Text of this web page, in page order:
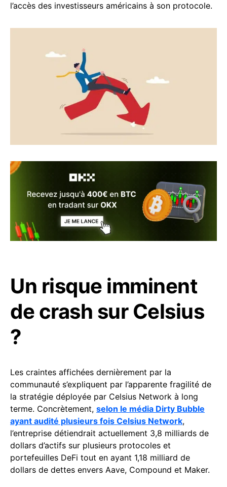
l’accès des investisseurs américains à son protocole.
Un risque imminent
de crash sur Celsius
?
Les craintes affichées dernièrement par la
communauté s’expliquent par l’apparente fragilité de
la stratégie déployée par Celsius Network à long
terme. Concrètement, selon le média Dirty Bubble
ayant audité plusieurs fois Celsius Network,
l’entreprise détiendrait actuellement 3,8 milliards de
dollars d’actifs sur plusieurs protocoles et
portefeuilles DeFi tout en ayant 1,18 milliard de
dollars de dettes envers Aave, Compound et Maker.